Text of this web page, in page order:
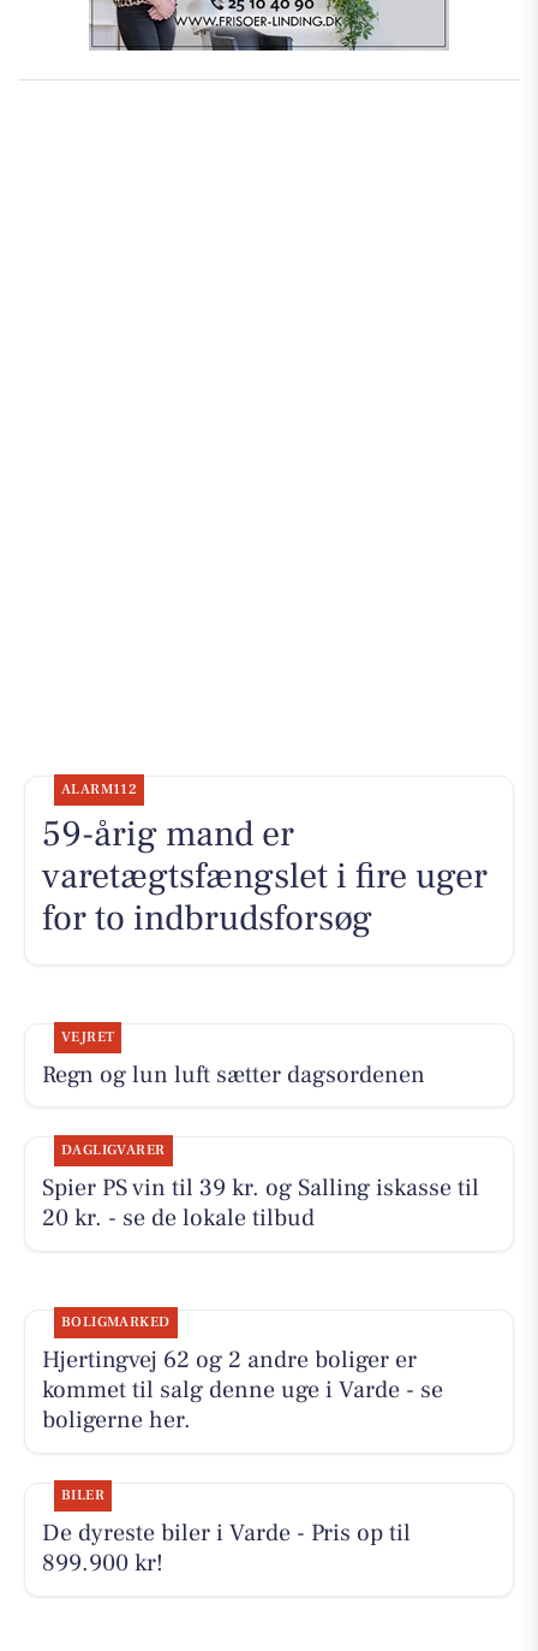
ALARM112
59-årig mand er
varetægtsfængslet i fire uger
for to indbrudsforsøg
VEJRET
Regn og lun luft sætter dagsordenen
DAGLIGVARER
Spier PS vin til 39 kr. og Salling iskasse til
20 kr. - se de lokale tilbud
BOLIGMARKED
Hjertingvej 62 og 2 andre boliger er
kommet til salg denne uge i Varde - se
boligerne her.
BILER
De dyreste biler i Varde - Pris op til
899.900 kr!